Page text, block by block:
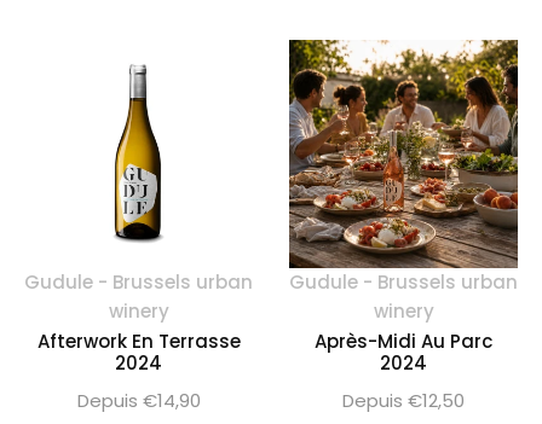
Gudule - Brussels urban
winery
Afterwork En Terrasse
2024
Depuis €14,90
Gudule - Brussels urban
winery
Après-Midi Au Parc
2024
Depuis €12,50